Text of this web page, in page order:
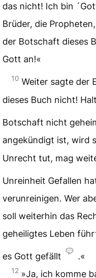
das nicht! Ich bin
Brüder, die
der Botschaft dieses
Gott an!«
10 Weiter sagte der
dieses Buch nicht!
Botschaft nicht
angekündigt ist, wird
Unrecht tut, mag
Unreinheit Gefallen
verunreinigen. Wer
soll weiterhin das
geheiligtes Leben
es Gott gefällt .«
12 »Ja, ich komme